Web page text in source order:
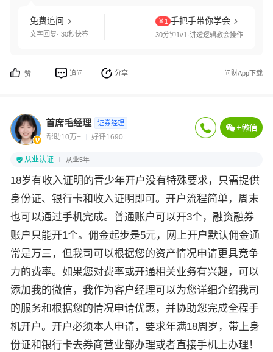
免费追问
文字回复· 30秒快答
￥1 手把手带你学会
30分钟1v1·讲透逻辑教会操作
赞 追问 分享 问财App下载
首席毛经理 证券经理
帮助10万+ 好评1690
从业认证 从业5年
18岁有收入证明的青少年开户没有特殊要求，只需提供
身份证、银行卡和收入证明即可。开户流程简单，周末
也可以通过手机完成。普通账户可以开3个，融资融券
账户只能开1个。佣金起步是5元，网上开户默认佣金通
常是万三，但我司可以根据您的资产情况申请更具竞争
力的费率。如果您对费率或开通相关业务有兴趣，可以
添加我的微信，我作为客户经理可以为您详细介绍我司
的服务和根据您的情况申请优惠，并协助您完成全程手
机开户。开户必须本人申请，要求年满18周岁，带上身
份证和银行卡去券商营业部办理或者直接手机上办理！